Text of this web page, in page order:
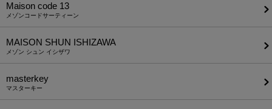
Maison code 13
メゾンコードサーティーン
MAISON SHUN ISHIZAWA
メゾン シュン イシザワ
masterkey
マスターキー